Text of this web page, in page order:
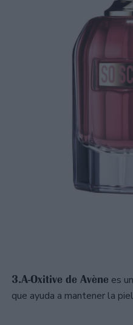
3.A-Oxitive de Avène es
que ayuda a mantener la